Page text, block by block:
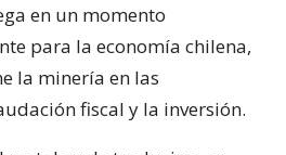
en un momento
para la economía chilena,
la minería en las
fiscal y la inversión.